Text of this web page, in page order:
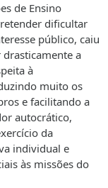
de Ensino
dificultar
público, caiu
a
à
muito os
e facilitando a
autocrático,
da
individual e
às missões do